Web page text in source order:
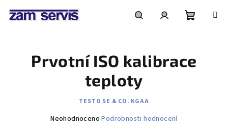
košík
Prvotní ISO kalibrace
teploty
TESTO SE & CO. KGAA
Průměrné
Neohodnoceno Podrobnosti hodnocení